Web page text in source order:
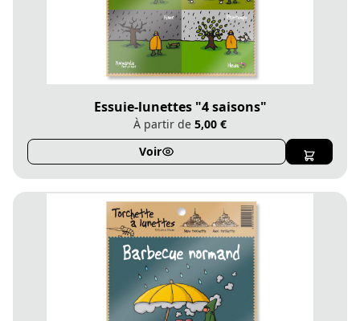
Essuie-lunettes "4 saisons"
À partir de 5,00 €
Voir